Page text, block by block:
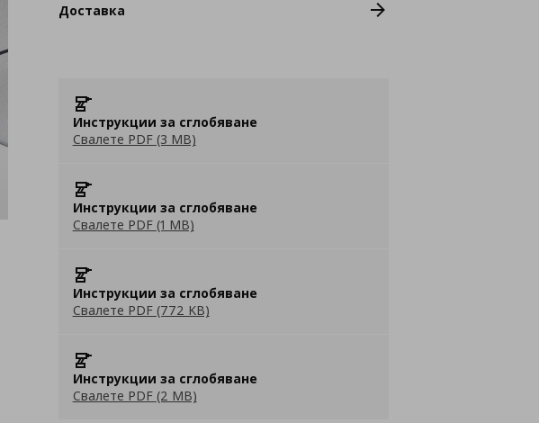
Доставка
Инструкции за сглобяване
Свалете PDF (3 MB)
Инструкции за сглобяване
Свалете PDF (1 MB)
Инструкции за сглобяване
Свалете PDF (772 KB)
Инструкции за сглобяване
Свалете PDF (2 MB)